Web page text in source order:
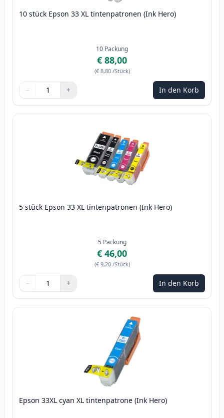
10 stück Epson 33 XL tintenpatronen (Ink Hero)
10 Packung
€ 88,00
(€ 8,80 /Stück)
Menge
Verwenden Sie die Tasten, um anzupassen
− +
Menge 1 In den Korb
5 stück Epson 33 XL tintenpatronen (Ink Hero)
5 Packung
€ 46,00
(€ 9,20 /Stück)
Menge
Verwenden Sie die Tasten, um anzupassen
− +
Menge 1 In den Korb
Epson 33XL cyan XL tintenpatrone (Ink Hero)